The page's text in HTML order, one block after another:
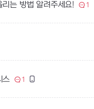
는 방법 알려주세요! 1
스 1